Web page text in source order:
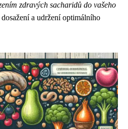
zdravých sacharidů do vašeho
dosažení a udržení optimálního